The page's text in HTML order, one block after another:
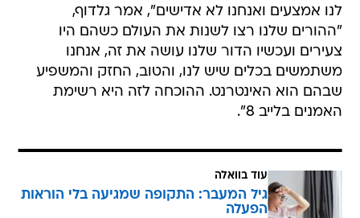
לנו אמצעים ואנחנו לא אדישים", אמר גלדוף,
"ההורים שלנו רצו לשנות את העולם כשהם היו
צעירים ועכשיו הדור שלנו עושה את זה, אנחנו
משתמשים בכלים שיש לנו, והטוב, החזק והמשפיע
שבהם הוא האינטרנט. ההוכחה לזה היא רשימת
האמנים בלייב 8".
עוד בוואלה
גיל המעבר: התקופה שמגיעה בלי הוראות
הפעלה